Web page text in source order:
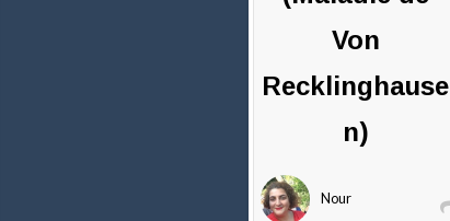
Von
Recklinghause
n)
Nour